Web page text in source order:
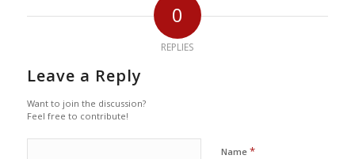
0
REPLIES
Leave a Reply
Want to join the discussion?
Feel free to contribute!
Name *